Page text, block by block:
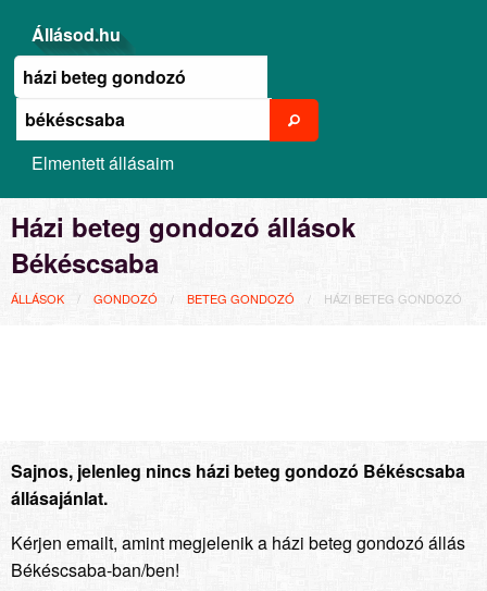
Állásod.hu
Elmentett állásaim
Házi beteg gondozó állások
Békéscsaba
ÁLLÁSOK GONDOZÓ BETEG GONDOZÓ HÁZI BETEG GONDOZÓ
Sajnos, jelenleg nincs házi beteg gondozó Békéscsaba
állásajánlat.
Kérjen emailt, amint megjelenik a házi beteg gondozó állás
Békéscsaba-ban/ben!